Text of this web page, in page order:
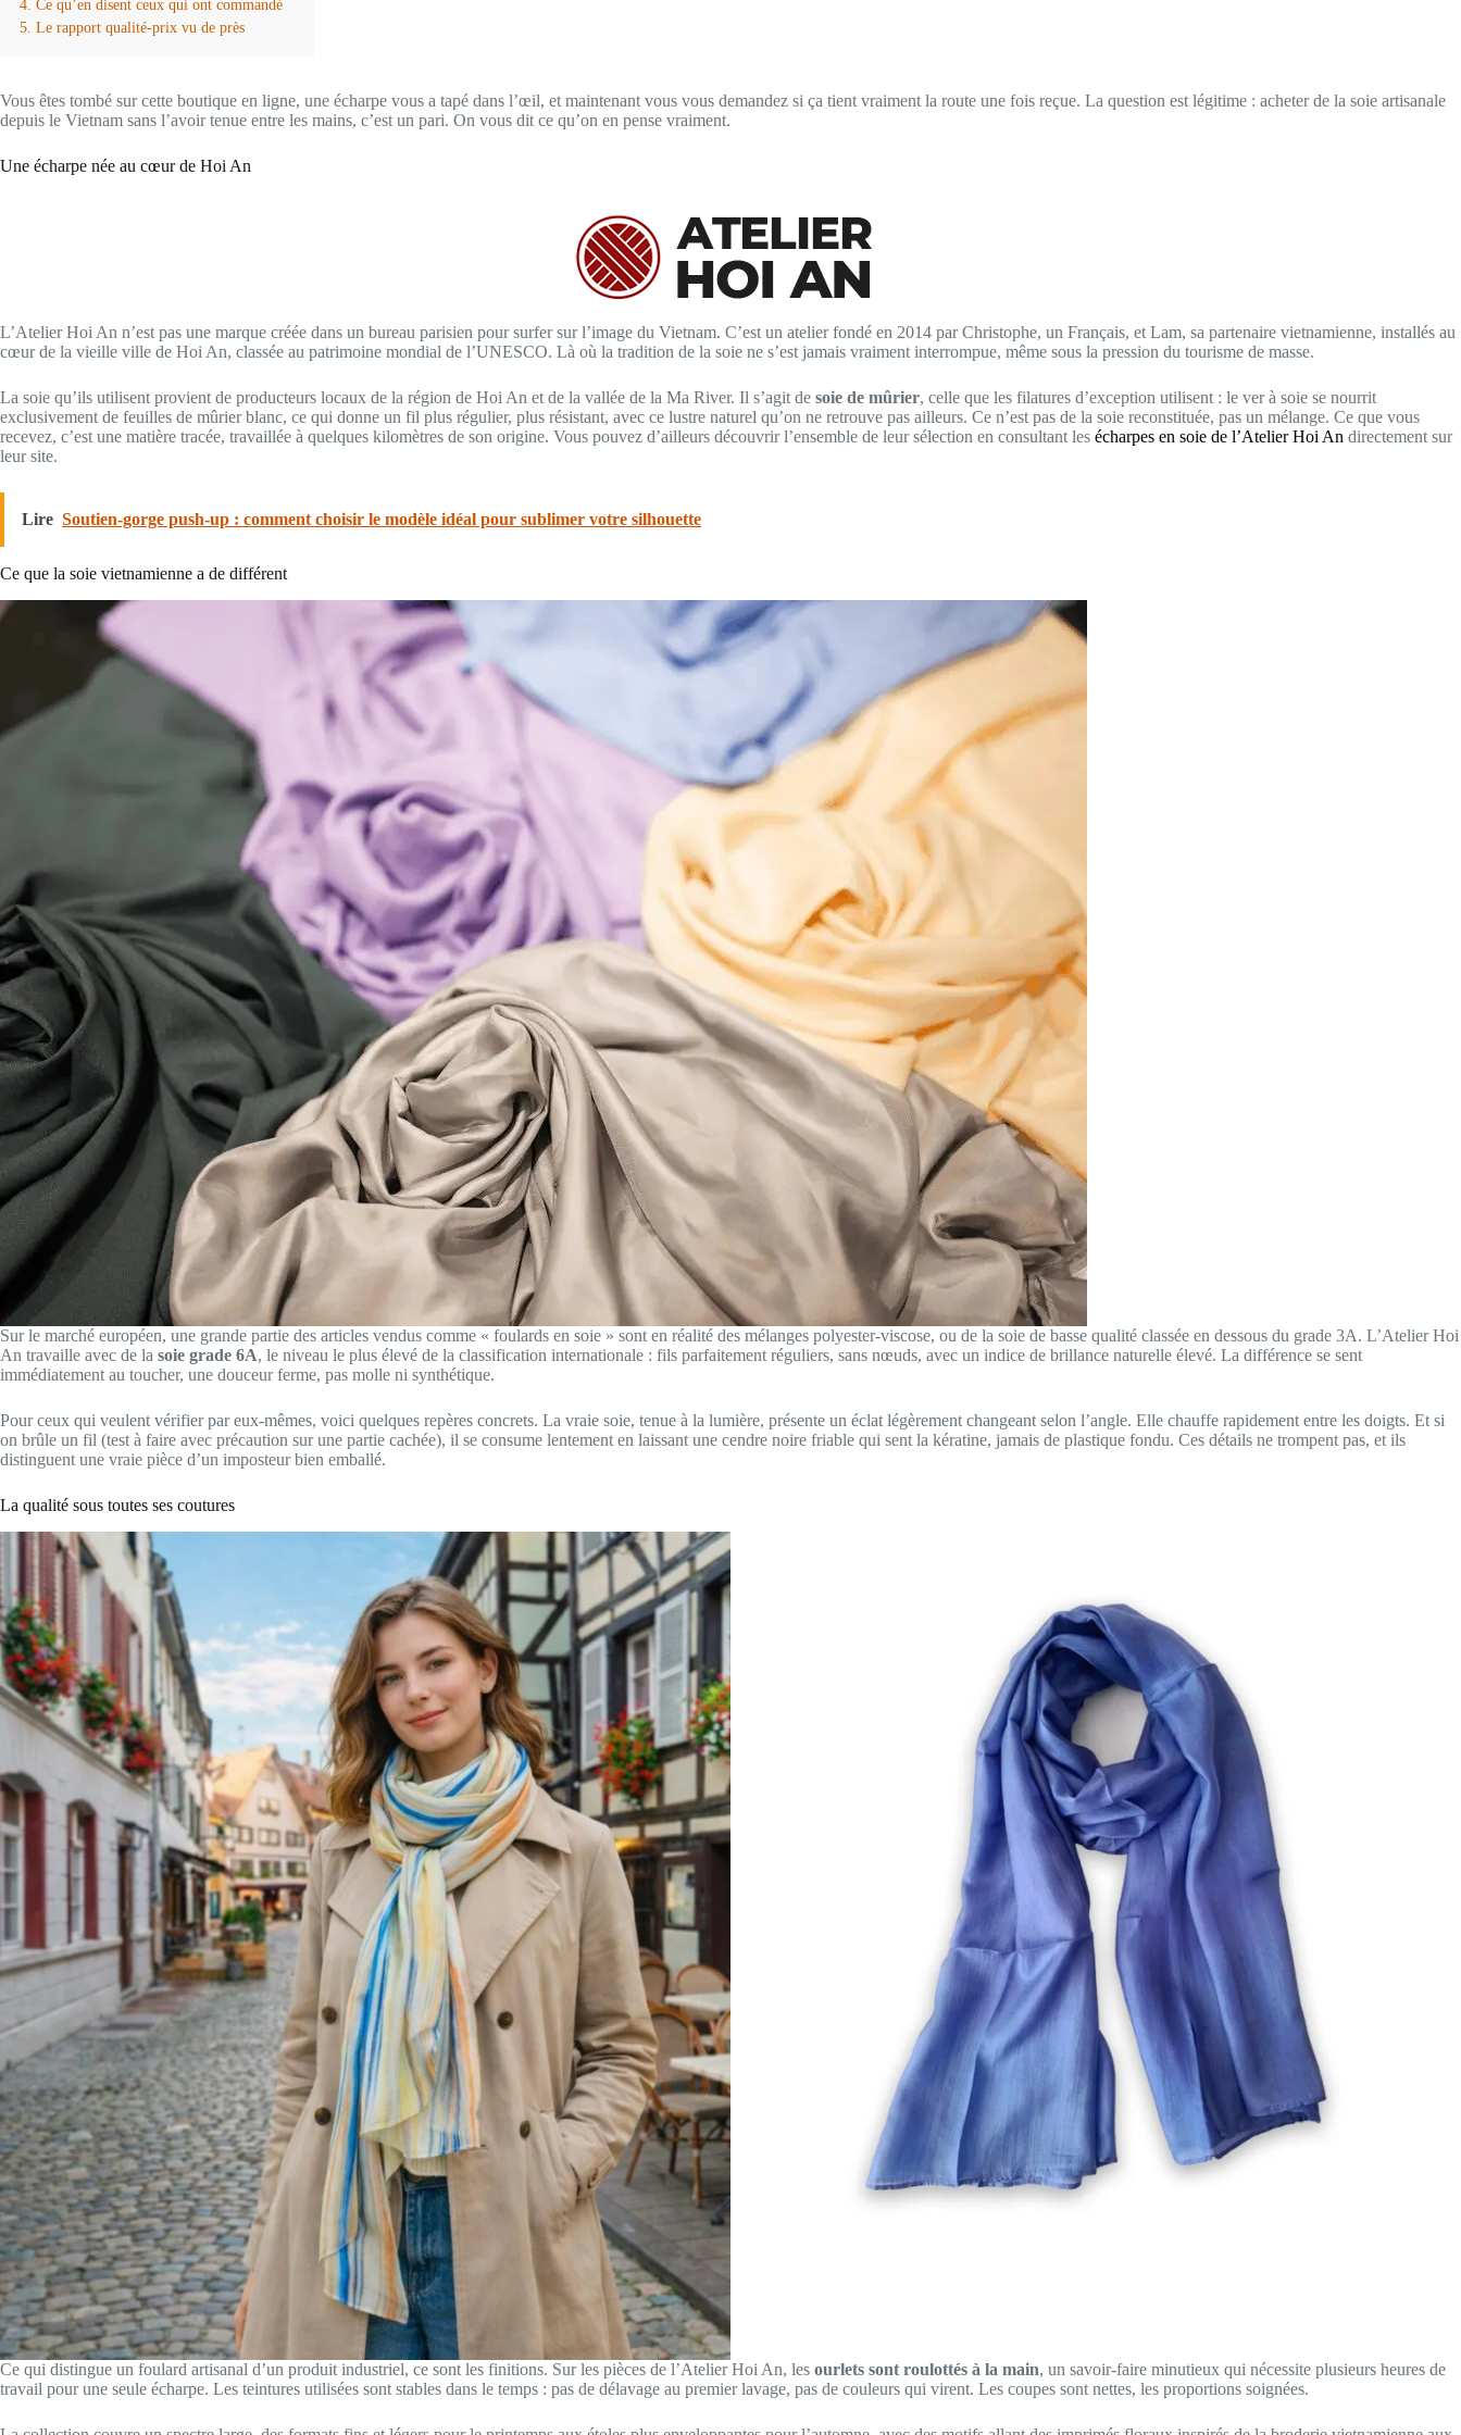
Ce qu’en disent ceux qui ont commandé
Le rapport qualité-prix vu de près
Vous êtes tombé sur cette boutique en ligne, une écharpe vous a tapé dans l’œil, et maintenant vous vous demandez si ça tient vraiment la route une fois reçue. La question est légitime : acheter de la soie artisanale
depuis le Vietnam sans l’avoir tenue entre les mains, c’est un pari. On vous dit ce qu’on en pense vraiment.
Une écharpe née au cœur de Hoi An
L’Atelier Hoi An n’est pas une marque créée dans un bureau parisien pour surfer sur l’image du Vietnam. C’est un atelier fondé en 2014 par Christophe, un Français, et Lam, sa partenaire vietnamienne, installés au
cœur de la vieille ville de Hoi An, classée au patrimoine mondial de l’UNESCO. Là où la tradition de la soie ne s’est jamais vraiment interrompue, même sous la pression du tourisme de masse.
La soie qu’ils utilisent provient de producteurs locaux de la région de Hoi An et de la vallée de la Ma River. Il s’agit de soie de mûrier, celle que les filatures d’exception utilisent : le ver à soie se nourrit
exclusivement de feuilles de mûrier blanc, ce qui donne un fil plus régulier, plus résistant, avec ce lustre naturel qu’on ne retrouve pas ailleurs. Ce n’est pas de la soie reconstituée, pas un mélange. Ce que vous
recevez, c’est une matière tracée, travaillée à quelques kilomètres de son origine. Vous pouvez d’ailleurs découvrir l’ensemble de leur sélection en consultant les écharpes en soie de l’Atelier Hoi An directement sur
leur site.
Lire Soutien-gorge push-up : comment choisir le modèle idéal pour sublimer votre silhouette
Ce que la soie vietnamienne a de différent
Sur le marché européen, une grande partie des articles vendus comme « foulards en soie » sont en réalité des mélanges polyester-viscose, ou de la soie de basse qualité classée en dessous du grade 3A. L’Atelier Hoi
An travaille avec de la soie grade 6A, le niveau le plus élevé de la classification internationale : fils parfaitement réguliers, sans nœuds, avec un indice de brillance naturelle élevé. La différence se sent
immédiatement au toucher, une douceur ferme, pas molle ni synthétique.
Pour ceux qui veulent vérifier par eux-mêmes, voici quelques repères concrets. La vraie soie, tenue à la lumière, présente un éclat légèrement changeant selon l’angle. Elle chauffe rapidement entre les doigts. Et si
on brûle un fil (test à faire avec précaution sur une partie cachée), il se consume lentement en laissant une cendre noire friable qui sent la kératine, jamais de plastique fondu. Ces détails ne trompent pas, et ils
distinguent une vraie pièce d’un imposteur bien emballé.
La qualité sous toutes ses coutures
Ce qui distingue un foulard artisanal d’un produit industriel, ce sont les finitions. Sur les pièces de l’Atelier Hoi An, les ourlets sont roulottés à la main, un savoir-faire minutieux qui nécessite plusieurs heures de
travail pour une seule écharpe. Les teintures utilisées sont stables dans le temps : pas de délavage au premier lavage, pas de couleurs qui virent. Les coupes sont nettes, les proportions soignées.